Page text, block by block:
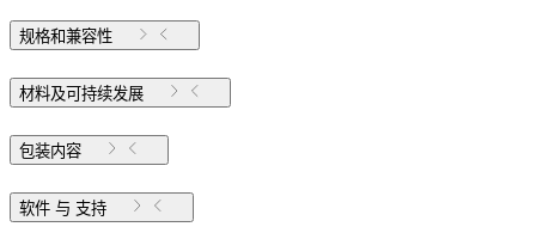
规格和兼容性
材料及可持续发展
包装内容
软件 与 支持